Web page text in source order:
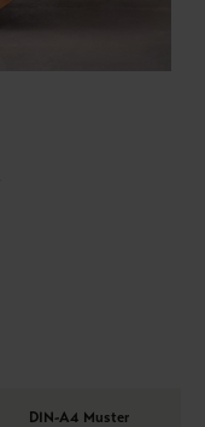
DIN-A4 Muster